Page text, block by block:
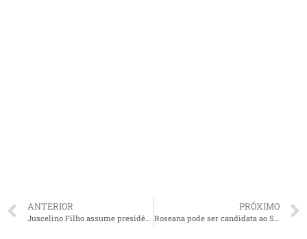
ANTERIOR
Juscelino Filho assume presidência da Federação PSDB-Cidadania no Maranhão
PRÓXIMO
Roseana pode ser candidata ao Senado “avulsa”(isolada)? Especialista em Direito Eleitoral explica